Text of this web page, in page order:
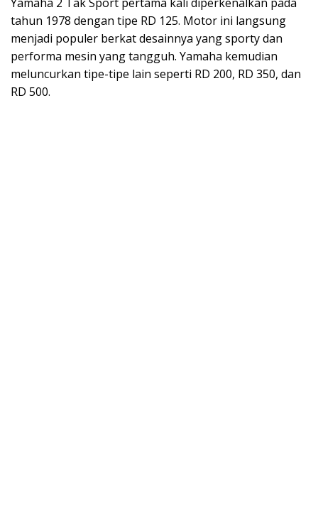
tahun 1978 dengan tipe RD 125. Motor ini langsung
menjadi populer berkat desainnya yang sporty dan
performa mesin yang tangguh. Yamaha kemudian
meluncurkan tipe-tipe lain seperti RD 200, RD 350, dan
RD 500.